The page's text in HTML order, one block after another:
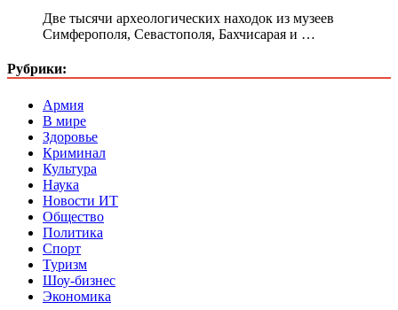
Две тысячи археологических находок из музеев
Симферополя, Севастополя, Бахчисарая и …
Рубрики:
Армия
В мире
Здоровье
Криминал
Культура
Наука
Новости ИТ
Общество
Политика
Спорт
Туризм
Шоу-бизнес
Экономика